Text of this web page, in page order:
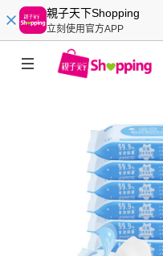
親子天下Shopping
立刻使用官方APP